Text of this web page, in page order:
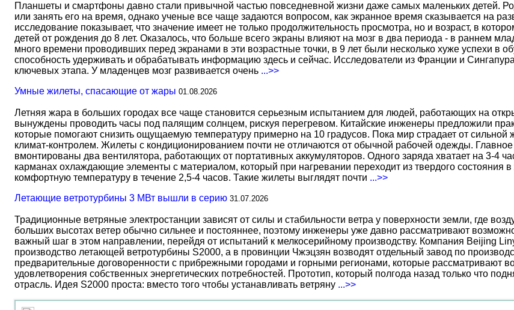
Планшеты и смартфоны давно стали привычной частью повседневной жизни даже самых маленьких детей.
или занять его на время, однако ученые все чаще задаются вопросом, как экранное время сказывается на
исследование показывает, что значение имеет не только продолжительность просмотра, но и возраст, в
детей от рождения до 8 лет. Оказалось, что больше всего экраны влияют на мозг в два периода - в раннем
много времени проводивших перед экранами в эти возрастные точки, в 9 лет были несколько хуже успехи в
способность удерживать и обрабатывать информацию здесь и сейчас. Исследователи из Франции и
ключевых этапа. У младенцев мозг развивается очень ...>>
Умные жилеты, спасающие от жары 01.08.2026
Летняя жара в больших городах все чаще становится серьезным испытанием для людей, работающих на
вынуждены проводить часы под палящим солнцем, рискуя перегревом. Китайские инженеры предложили
которые помогают снизить ощущаемую температуру примерно на 10 градусов. Пока мир страдает от
климат-контролем. Жилеты с кондиционированием почти не отличаются от обычной рабочей одежды.
вмонтированы два вентилятора, работающих от портативных аккумуляторов. Одного заряда хватает на 3-4
карманах охлаждающие элементы с материалом, который при нагревании переходит из твердого состояния
комфортную температуру в течение 2,5-4 часов. Такие жилеты выглядят почти ...>>
Летающие ветротурбины 3 МВт вышли в серию 31.07.2026
Традиционные ветряные электростанции зависят от силы и стабильности ветра у поверхности земли, где
больших высотах ветер обычно сильнее и постояннее, поэтому инженеры уже давно рассматривают
важный шаг в этом направлении, перейдя от испытаний к мелкосерийному производству. Компания Beijing
производство летающей ветротурбины S2000, а в провинции Чжэцзян возводят отдельный завод по
предварительные договоренности с прибрежными городами и горными регионами, которые рассматривают
удовлетворения собственных энергетических потребностей. Прототип, который полгода назад только что
отрасль. Идея S2000 проста: вместо того чтобы устанавливать ветряну ...>>